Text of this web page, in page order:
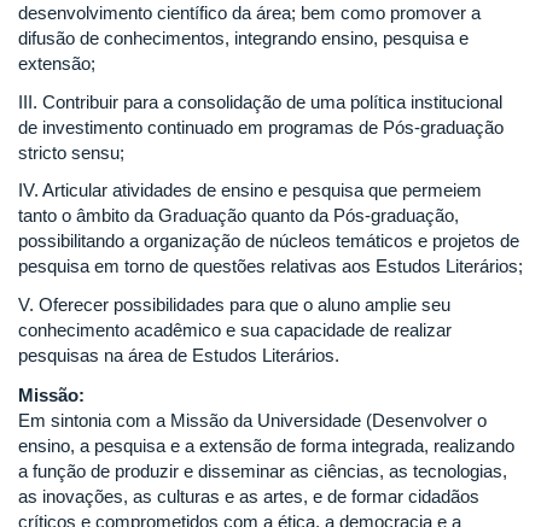
desenvolvimento científico da área; bem como promover a
difusão de conhecimentos, integrando ensino, pesquisa e
extensão;
III. Contribuir para a consolidação de uma política institucional
de investimento continuado em programas de Pós-graduação
stricto sensu;
IV. Articular atividades de ensino e pesquisa que permeiem
tanto o âmbito da Graduação quanto da Pós-graduação,
possibilitando a organização de núcleos temáticos e projetos de
pesquisa em torno de questões relativas aos Estudos Literários;
V. Oferecer possibilidades para que o aluno amplie seu
conhecimento acadêmico e sua capacidade de realizar
pesquisas na área de Estudos Literários.
Missão:
Em sintonia com a Missão da Universidade (Desenvolver o
ensino, a pesquisa e a extensão de forma integrada, realizando
a função de produzir e disseminar as ciências, as tecnologias,
as inovações, as culturas e as artes, e de formar cidadãos
críticos e comprometidos com a ética, a democracia e a